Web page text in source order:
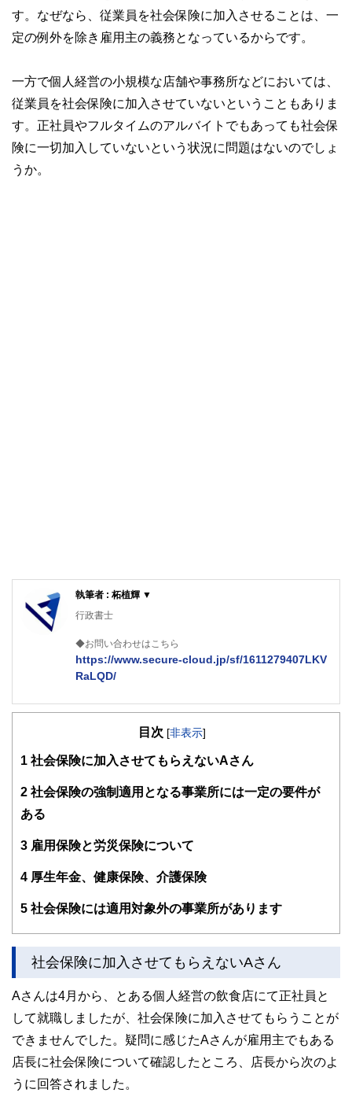
す。なぜなら、従業員を社会保険に加入させることは、一
定の例外を除き雇用主の義務となっているからです。
一方で個人経営の小規模な店舗や事務所などにおいては、
従業員を社会保険に加入させていないということもありま
す。正社員やフルタイムのアルバイトでもあっても社会保
険に一切加入していないという状況に問題はないのでしょ
うか。
執筆者 : 柘植輝 ▼
行政書士
◆お問い合わせはこちら
https://www.secure-cloud.jp/sf/1611279407LKV
RaLQD/
２級ファイナンシャルプランナー
活かして活動を始める。
する傍ら、フリーライターとして精力的に活動中。広範な知
目次 [非表示]
1 社会保険に加入させてもらえないAさん
2 社会保険の強制適用となる事業所には一定の要件が
ある
3 雇用保険と労災保険について
4 厚生年金、健康保険、介護保険
5 社会保険には適用対象外の事業所があります
社会保険に加入させてもらえないAさん
Aさんは4月から、とある個人経営の飲食店にて正社員と
して就職しましたが、社会保険に加入させてもらうことが
できませんでした。疑問に感じたAさんが雇用主でもある
店長に社会保険について確認したところ、店長から次のよ
うに回答されました。